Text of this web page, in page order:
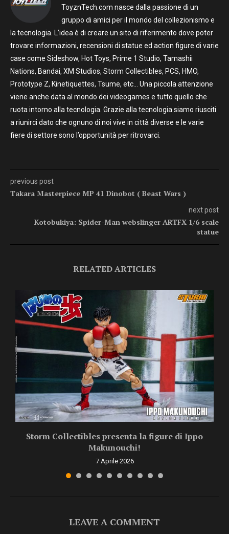
ToyznTech.com nasce dalla passione di un
gruppo di amici per il mondo del collezionismo e
la tecnologia. L’idea è di creare un sito di riferimento dove poter
trovare informazioni, recensioni di statue ed action figure di varie
case come Sideshow, Hot Toys, Prime 1 Studio, Tamashii
Nations, Bandai, XM Studios, Storm Collectibles, PCS, HMO,
Prototype Z, Kinetiquettes, Tsume, etc… Una piccola attenzione
viene anche data al mondo dei videogames e tutto quello che
ruota intorno alla tecnologia. Grazie alla tecnologia siamo riusciti
a riunirci dato che ognuno di noi vive in città diverse e le varie
fiere di settore sono l’opportunità per ritrovarci.
previous post
Takara Masterpiece MP 41 Dinobot ( Beast Wars )
next post
Kotobukiya: Spider-Man webslinger ARTFX 1/6 scale
statue
RELATED ARTICLES
Storm Collectibles presenta la figure di Ippo
Makunouchi!
7 Aprile 2026
LEAVE A COMMENT